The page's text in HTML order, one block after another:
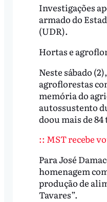
Investigações
armado do
(UDR).
Hortas e
Neste sábado
agroflorestas
memória do
autossustento
doou mais de
:: MST recebe
Para José
homenagem
produção de
Tavares”.